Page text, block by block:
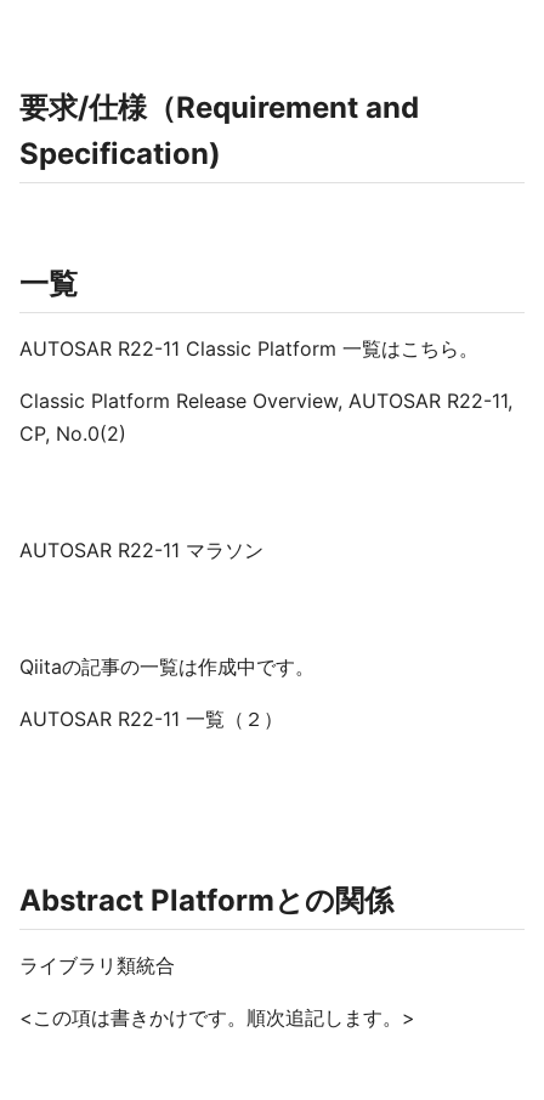
要求/仕様（Requirement and
Specification)
一覧
AUTOSAR R22-11 Classic Platform 一覧はこちら。
Classic Platform Release Overview, AUTOSAR R22-11,
CP, No.0(2)
AUTOSAR R22-11 マラソン
Qiitaの記事の一覧は作成中です。
AUTOSAR R22-11 一覧（２）
Abstract Platformとの関係
ライブラリ類統合
<この項は書きかけです。順次追記します。>